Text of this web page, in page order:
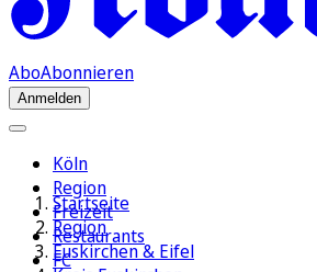
AboAbonnieren
Anmelden
Köln
Region
Freizeit
Restaurants
FC
Startseite
Region
Euskirchen & Eifel